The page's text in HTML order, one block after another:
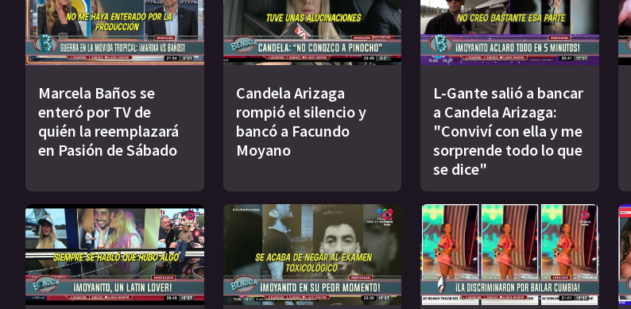
Marcela Baños se
enteró por TV de
quién la reemplazará
en Pasión de Sábado
Candela Arizaga
rompió el silencio y
bancó a Facundo
Moyano
L-Gante salió a bancar
a Candela Arizaga:
"Conviví con ella y me
sorprende todo lo que
se dice"